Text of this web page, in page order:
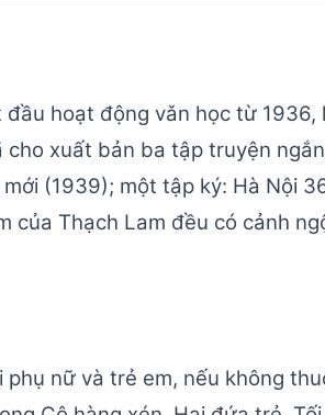
hoạt động vǎn học từ 1936,
xuất bản ba tập truyện
(1939); một tập ký: Hà Nội
Thạch Lam đều có cảnh
nữ và trẻ em, nếu không